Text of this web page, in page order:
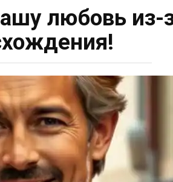
любовь из-